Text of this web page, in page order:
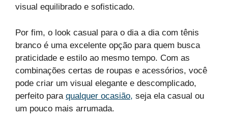
visual equilibrado e sofisticado.
Por fim, o look casual para o dia a dia com tênis
branco é uma excelente opção para quem busca
praticidade e estilo ao mesmo tempo. Com as
combinações certas de roupas e acessórios, você
pode criar um visual elegante e descomplicado,
perfeito para qualquer ocasião, seja ela casual ou
um pouco mais arrumada.